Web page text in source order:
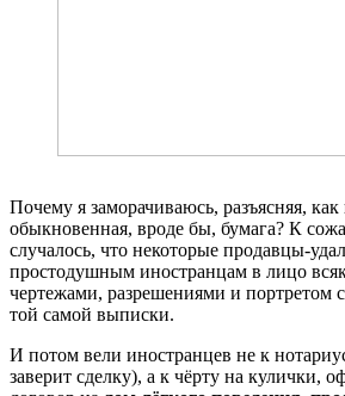
Почему я заморачиваюсь, разъясняя, как
обыкновенная, вроде бы, бумага? К
случалось, что некоторые продавцы-
простодушным иностранцам в лицо
чертежами, разрешениями и портретом
той самой выписки.
И потом вели иностранцев не к
заверит сделку), а к чёрту на кулички,